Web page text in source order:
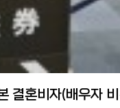
송비도 저렴 ・라쿠텐 시장:
배송비도 저렴 ・디홀릭:
스타일코리안: 브랜드 공식
성 의류/패션 쇼핑몰 추천 11
korean.co.jp/life2/34 [일
속도와 요금, 직접 써 본 후
일, 드럭스토어 **'웰시아
가치를 1.5배로 인정해 줍
을 위해 한 달
것이 일본 자취생들의 생존
원 및 조제 약국:
고수하는 곳이 많으니
"서류